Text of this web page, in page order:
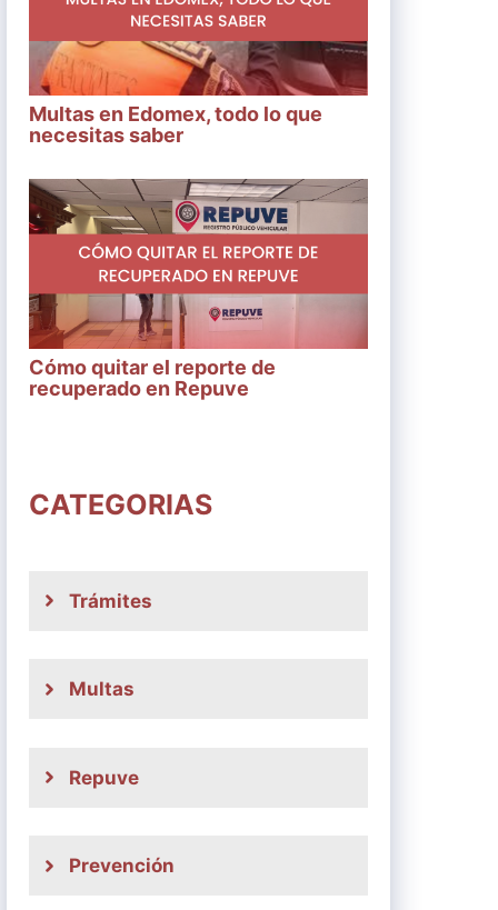
Multas en Edomex, todo lo que
necesitas saber
Cómo quitar el reporte de
recuperado en Repuve
CATEGORIAS
Trámites
Multas
Repuve
Prevención